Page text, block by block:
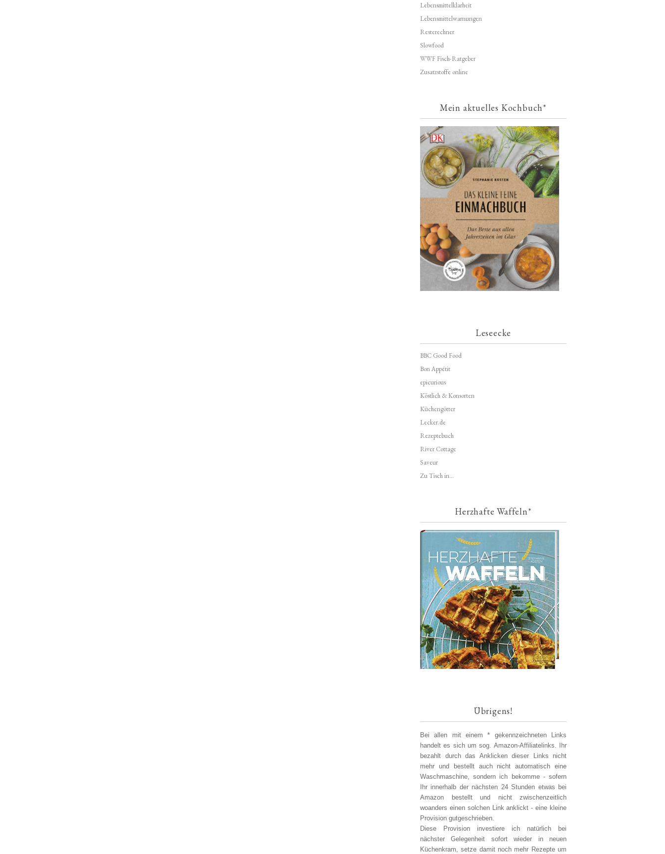
Lebensmittelklarheit
Lebensmittelwarnungen
Resterechner
Slowfood
WWF Fisch-Ratgeber
Zusatzstoffe online
Mein aktuelles Kochbuch*
Leseecke
BBC Good Food
Bon Appétit
epicurious
Köstlich & Konsorten
Küchengötter
Lecker.de
Rezeptebuch
River Cottage
Saveur
Zu Tisch in...
Herzhafte Waffeln*
Übrigens!
Bei allen mit einem * gekennzeichneten Links
handelt es sich um sog. Amazon-Affiliatelinks. Ihr
bezahlt durch das Anklicken dieser Links nicht
mehr und bestellt auch nicht automatisch eine
Waschmaschine, sondern ich bekomme - sofern
Ihr innerhalb der nächsten 24 Stunden etwas bei
Amazon bestellt und nicht zwischenzeitlich
woanders einen solchen Link anklickt - eine kleine
Provision gutgeschrieben.
Diese Provision investiere ich natürlich bei
nächster Gelegenheit sofort wieder in neuen
Küchenkram, setze damit noch mehr Rezepte um